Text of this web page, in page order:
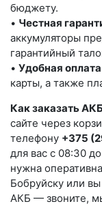
бюджету.
• Честная
аккумуляторы
гарантийный
• Удобная
карты, а также
Как заказать
сайте через
телефону +375
для вас с 08:30
нужна
Бобруйску или
АКБ — звоните,